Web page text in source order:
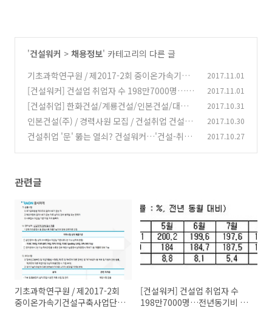
'건설워커 > 채용정보' 카테고리의 다른 글
기초과학연구원 / 제2017-2회 중이온가속기건
설구축사업단 정규직원 채용공고 (0)
2017.11.01
[건설워커] 건설업 취업자 수 198만7000명…전
년동기비 10만8000명↑
(0)
2017.11.01
[건설취업] 한화건설/계룡건설/인본건설/대우건
설 건설워커 채용 (0)
2017.10.31
인본건설(주) / 경력사원 모집 / 건설취업 건설워
커 핫 채용 (0)
2017.10.30
건설취업 '문' 뚫는 열쇠? 건설워커…'건설-취업-
2017.10.27
관련글
기초과학연구원 / 제2017-2회
중이온가속기건설구축사업단
[건설워커] 건설업 취업자 수
198만7000명…전년동기비 10